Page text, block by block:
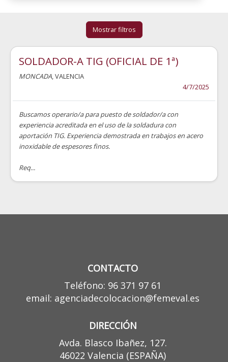
Mostrar filtros
SOLDADOR-A TIG (OFICIAL DE 1ª)
MONCADA, VALENCIA
4/7/2025
Buscamos operario/a para puesto de soldador/a con
experiencia acreditada en el uso de la soldadura con
aportación TIG. Experiencia demostrada en trabajos en acero
inoxidable de espesores finos.
Req...
CONTACTO
Teléfono: 96 371 97 61
email: agenciadecolocacion@femeval.es
DIRECCIÓN
Avda. Blasco Ibañez, 127.
46022 Valencia (ESPAÑA)